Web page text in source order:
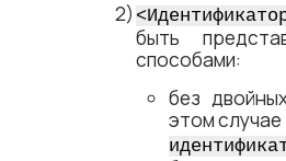
быть
способами:
без
этом